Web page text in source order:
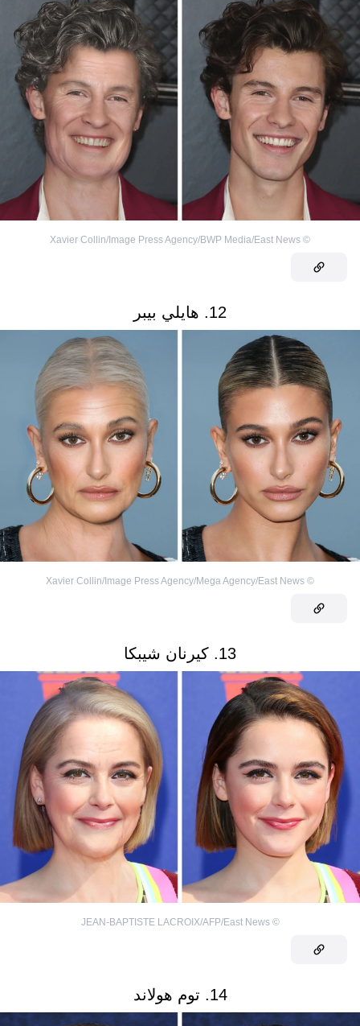
©
Xavier Collin/Image Press Agency/BWP Media/East News
12. هايلي بيبر
©
Xavier Collin/Image Press Agency/Mega Agency/East News
13. كيرنان شيبكا
©
JEAN-BAPTISTE LACROIX/AFP/East News
14. توم هولاند